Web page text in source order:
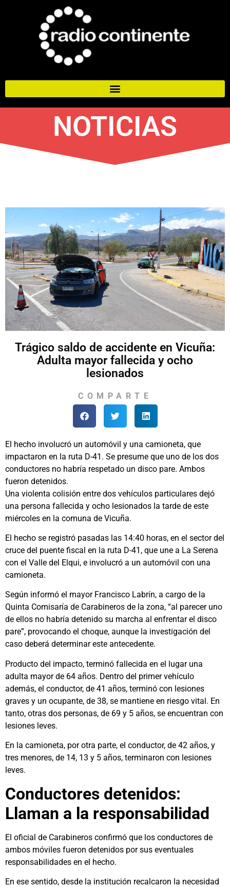
NOTICIAS
Trágico saldo de accidente en Vicuña:
Adulta mayor fallecida y ocho
lesionados
COMPARTE
El hecho involucró un automóvil y una camioneta, que
impactaron en la ruta D-41. Se presume que uno de los dos
conductores no habría respetado un disco pare. Ambos
fueron detenidos.
Una violenta colisión entre dos vehículos particulares dejó
una persona fallecida y ocho lesionados la tarde de este
miércoles en la comuna de Vicuña.
El hecho se registró pasadas las 14:40 horas, en el sector del
cruce del puente fiscal en la ruta D-41, que une a La Serena
con el Valle del Elqui, e involucró a un automóvil con una
camioneta.
Según informó el mayor Francisco Labrín, a cargo de la
Quinta Comisaría de Carabineros de la zona, “al parecer uno
de ellos no habría detenido su marcha al enfrentar el disco
pare”, provocando el choque, aunque la investigación del
caso deberá determinar este antecedente.
Producto del impacto, terminó fallecida en el lugar una
adulta mayor de 64 años. Dentro del primer vehículo
además, el conductor, de 41 años, terminó con lesiones
graves y un ocupante, de 38, se mantiene en riesgo vital. En
tanto, otras dos personas, de 69 y 5 años, se encuentran con
lesiones leves.
En la camioneta, por otra parte, el conductor, de 42 años, y
tres menores, de 14, 13 y 5 años, terminaron con lesiones
leves.
Conductores detenidos:
Llaman a la responsabilidad
El oficial de Carabineros confirmó que los conductores de
ambos móviles fueron detenidos por sus eventuales
responsabilidades en el hecho.
En ese sentido, desde la institución recalcaron la necesidad